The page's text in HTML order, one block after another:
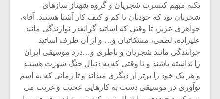
نکته مبهم کنسرت شجریان و گروه شهناز سازهای
شجریان بود که خودتان با کم و کیف کار آشنا هستید. آقای
جواهری عزیز، تا وقتی که اساتید گرانقدر نوازندگی مانند
علیزاده، لطفی، مشکاتیان و… و از آن طرف اساتید
خوانندگی مانند شجریان و ناظری و…درد موسیقی ایران
را نداشته باشند و تا وقتی که به دنبال جنگ شهرت هستند
و هر یک خود را برتر از دیگری می‏داند و تا زمانی که به اسم
نوآوری در موسیقی دست به کارهایی عجیب و غریب می